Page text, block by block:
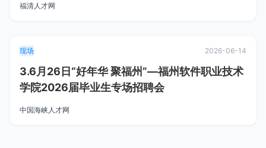
福清人才网
现场 2026-06-14
3.6月26日“好年华 聚福州”—福州软件职业技术
学院2026届毕业生专场招聘会
中国海峡人才网